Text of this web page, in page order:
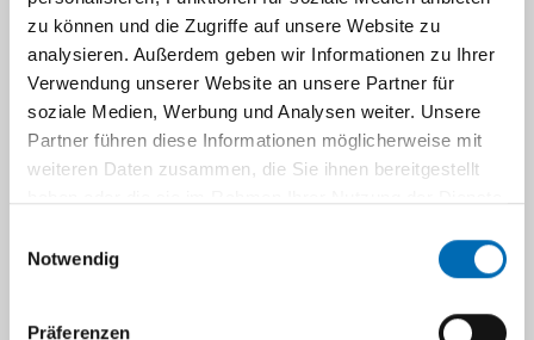
zu können und die Zugriffe auf unsere Website zu
analysieren. Außerdem geben wir Informationen zu Ihrer
Verwendung unserer Website an unsere Partner für
soziale Medien, Werbung und Analysen weiter. Unsere
Partner führen diese Informationen möglicherweise mit
weiteren Daten zusammen, die Sie ihnen bereitgestellt
Notwendig
Präferenzen